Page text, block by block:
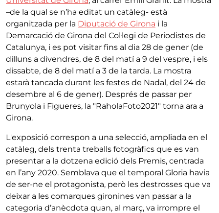
–de la qual se n’ha editat un catàleg- està
organitzada per la Diputació de Girona i la
Demarcació de Girona del Col·legi de Periodistes de
Catalunya, i es pot visitar fins al dia 28 de gener (de
dilluns a divendres, de 8 del matí a 9 del vespre, i els
dissabte, de 8 del matí a 3 de la tarda. La mostra
estarà tancada durant les festes de Nadal, del 24 de
desembre al 6 de gener). Després de passar per
Brunyola i Figueres, la "RaholaFoto2021" torna ara a
Girona.
L'exposició correspon a una selecció, ampliada en el
catàleg, dels trenta treballs fotogràfics que es van
presentar a la dotzena edició dels Premis, centrada
en l’any 2020. Semblava que el temporal Gloria havia
de ser-ne el protagonista, però les destrosses que va
deixar a les comarques gironines van passar a la
categoria d’anècdota quan, al març, va irrompre el